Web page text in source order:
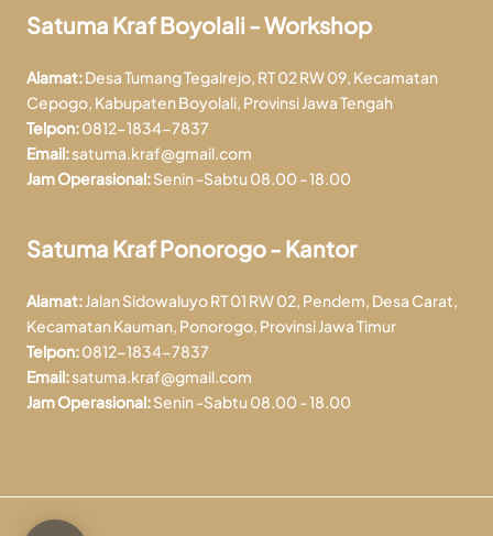
Satuma Kraf Boyolali - Workshop
Alamat:Desa Tumang Tegalrejo, RT 02 RW 09, Kecamatan
Cepogo, Kabupaten Boyolali, Provinsi Jawa Tengah
Telpon:0812-1834-7837
Email:satuma.kraf@gmail.com
Jam Operasional:Senin -Sabtu 08.00 - 18.00
Satuma Kraf Ponorogo - Kantor
Alamat:Jalan Sidowaluyo RT 01 RW 02, Pendem, Desa Carat,
Kecamatan Kauman, Ponorogo, Provinsi Jawa Timur
Telpon:0812-1834-7837
Email:satuma.kraf@gmail.com
Jam Operasional:Senin -Sabtu 08.00 - 18.00